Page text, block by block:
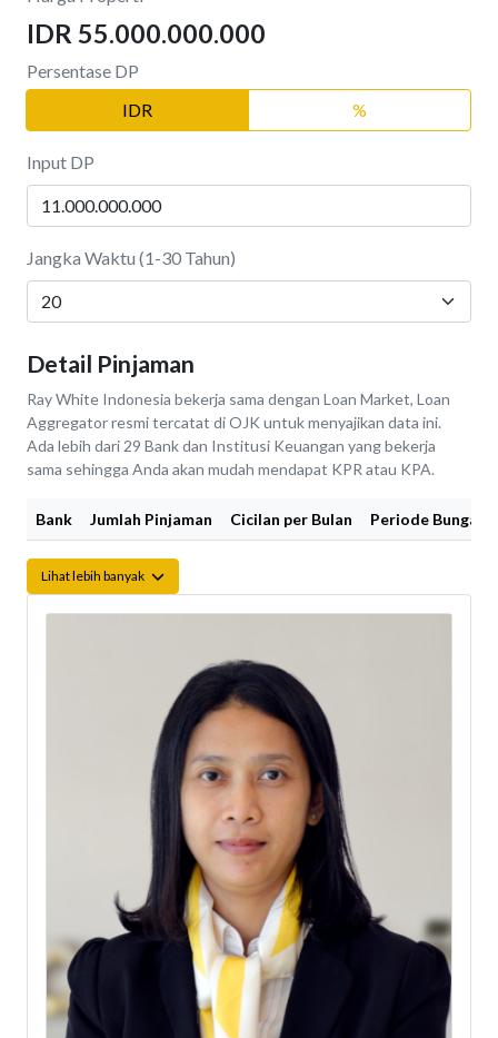
IDR 55.000.000.000
Persentase DP
IDR
%
Input DP
Jangka Waktu (1-30 Tahun)
Detail Pinjaman
Ray White Indonesia bekerja sama dengan Loan Market, Loan
Aggregator resmi tercatat di OJK untuk menyajikan data ini.
Ada lebih dari 29 Bank dan Institusi Keuangan yang bekerja
sama sehingga Anda akan mudah mendapat KPR atau KPA.
Bank Jumlah Pinjaman Cicilan per Bulan Periode Bunga
Lihat lebih banyak